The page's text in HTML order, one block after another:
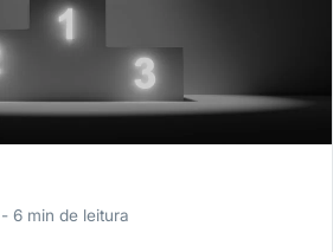
- 6 min de leitura